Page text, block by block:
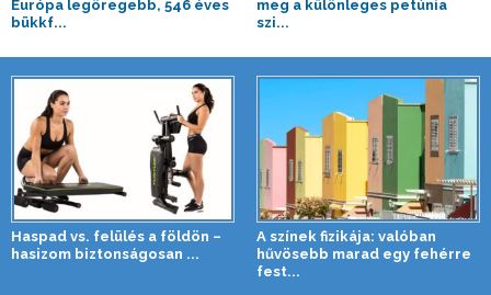
Európa legöregebb, 546 éves
bükkf...
meg a különleges petúnia
szi...
Haspad vs. felülés a földön –
hasizom biztonságosan ...
A színek fizikája: valóban
hűvösebb marad egy fehérre
fest...